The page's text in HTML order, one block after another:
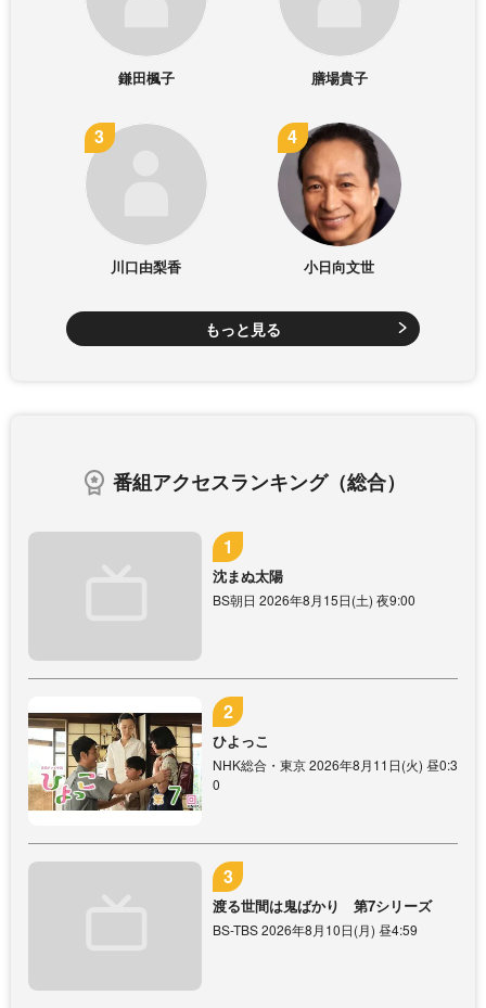
鎌田楓子 膳場貴子
川口由梨香 小日向文世
もっと見る
番組アクセスランキング（総合）
沈まぬ太陽
BS朝日 2026年8月15日(土) 夜9:00
ひよっこ
NHK総合・東京 2026年8月11日(火) 昼0:3
0
渡る世間は鬼ばかり 第7シリーズ
BS-TBS 2026年8月10日(月) 昼4:59